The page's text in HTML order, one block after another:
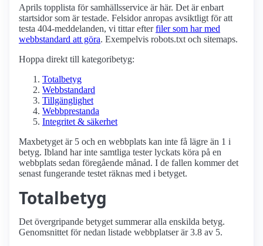
Aprils topplista för samhälls­service är här. Det är enbart
startsidor som är testade. Felsidor anropas avsiktligt för att
testa 404-meddelanden, vi tittar efterfiler som har med
webbstandard att göra. Exempelvis robots.txt och sitemaps.
Hoppa direkt till kategoribetyg:
Totalbetyg
Webbstandard
Tillgänglighet
Webbprestanda
Integritet & säkerhet
Maxbetyget är 5 och en webbplats kan inte få lägre än 1 i
betyg. Ibland har inte samtliga tester lyckats köra på en
webbplats sedan föregående månad. I de fallen kommer det
senast fungerande testet räknas med i betyget.
Totalbetyg
Det övergripande betyget summerar alla enskilda betyg.
Genomsnittet för nedan listade webbplatser är 3.8 av 5.